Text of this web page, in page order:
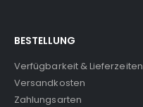
BESTELLUNG
Verfügbarkeit & Lieferzeiten
Versandkosten
Zahlungsarten